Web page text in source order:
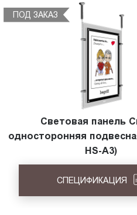
ПОД ЗАКАЗ
Световая панель
односторонняя
HS-A3)
СПЕЦИФИКАЦИЯ